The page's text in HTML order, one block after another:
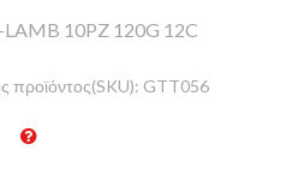
10PZ 120G 12C
προϊόντος(SKU): GTT056